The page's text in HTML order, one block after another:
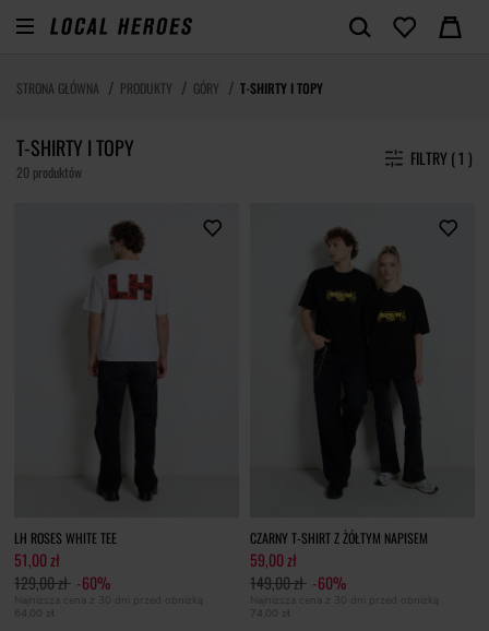
STRONA GŁÓWNA PRODUKTY GÓRY T-SHIRTY I TOPY
T-SHIRTY I TOPY
20 produktów
FILTRY ( 1 )
LH ROSES WHITE TEE
51,00 zł
129,00 zł -60%
Najniższa cena z 30 dni przed obniżką
64,00 zł
CZARNY T-SHIRT Z ŻÓŁTYM NAPISEM
59,00 zł
149,00 zł -60%
Najniższa cena z 30 dni przed obniżką
74,00 zł